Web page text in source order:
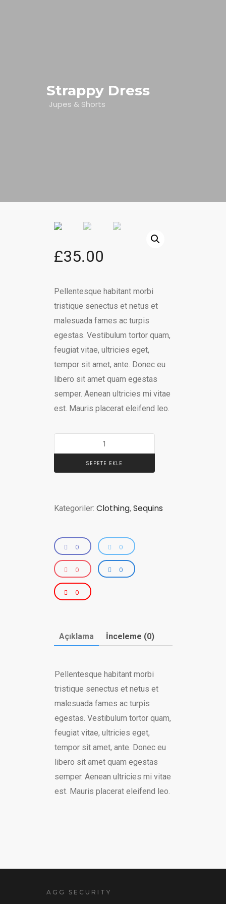
EĞITIMLERStrappy Dress
Jupes & Shorts
£35.00
Pellentesque habitant morbi
tristique senectus et netus et
malesuada fames ac turpis
egestas. Vestibulum tortor quam,
feugiat vitae, ultricies eget,
tempor sit amet, ante. Donec eu
libero sit amet quam egestas
semper. Aenean ultricies mi vitae
est. Mauris placerat eleifend leo.
SEPETE EKLE
Kategoriler: Clothing, Sequins
0 0
0 0
0
Açıklama İnceleme (0)
Pellentesque habitant morbi
tristique senectus et netus et
malesuada fames ac turpis
egestas. Vestibulum tortor quam,
feugiat vitae, ultricies eget,
tempor sit amet, ante. Donec eu
libero sit amet quam egestas
semper. Aenean ultricies mi vitae
est. Mauris placerat eleifend leo.
AGG SECURITY